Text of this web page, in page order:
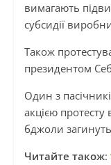
вимагають
субсидії
Також
президентом
Один з
акцією
бджоли
Читайте також: